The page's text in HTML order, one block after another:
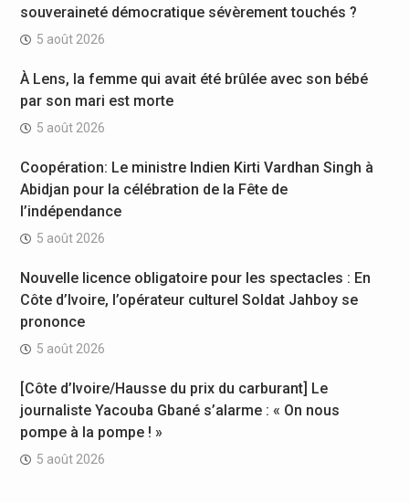
souveraineté démocratique sévèrement touchés ?
5 août 2026
À Lens, la femme qui avait été brûlée avec son bébé
par son mari est morte
5 août 2026
Coopération: Le ministre Indien Kirti Vardhan Singh à
Abidjan pour la célébration de la Fête de
l’indépendance
5 août 2026
Nouvelle licence obligatoire pour les spectacles : En
Côte d’Ivoire, l’opérateur culturel Soldat Jahboy se
prononce
5 août 2026
[Côte d’Ivoire/Hausse du prix du carburant] Le
journaliste Yacouba Gbané s’alarme : « On nous
pompe à la pompe ! »
5 août 2026